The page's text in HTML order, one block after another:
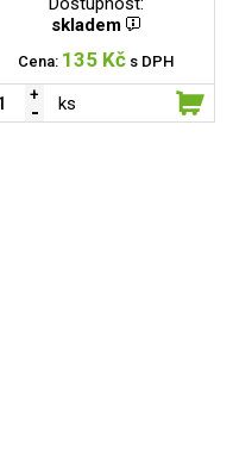
skladem
Cena: 135 Kč s DPH
ks